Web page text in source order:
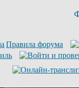
Правила форума